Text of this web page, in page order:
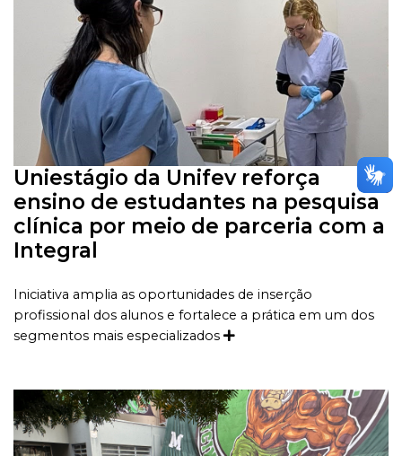
Uniestágio da Unifev reforça
ensino de estudantes na pesquisa
clínica por meio de parceria com a
Integral
Iniciativa amplia as oportunidades de inserção
profissional dos alunos e fortalece a prática em um dos
segmentos mais especializados